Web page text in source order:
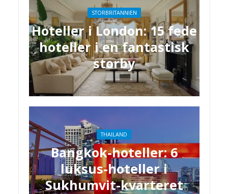
STORBRITANNIEN
Hoteller i London: 15 fede
hoteller i en fantastisk
storby
THAILAND
Bangkok-hoteller: 6
luksus-hoteller i
Sukhumvit-kvarteret